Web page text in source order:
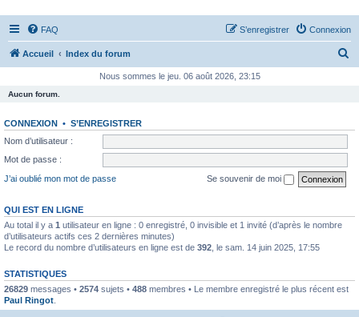
FAQ Connexion
S’enregistrer
Accueil Index du forum
e
Nous sommes le jeu. 06 août 2026, 23:15
Aucun forum.
CONNEXION • S’ENREGISTRER
Nom d’utilisateur :
Mot de passe :
J’ai oublié mon mot de passe
Se souvenir de moi
QUI EST EN LIGNE
Au total il y a 1 utilisateur en ligne : 0 enregistré, 0 invisible et 1 invité (d’après le nombre
d’utilisateurs actifs ces 2 dernières minutes)
Le record du nombre d’utilisateurs en ligne est de 392 , le sam. 14 juin 2025, 17:55
STATISTIQUES
26829 messages • 2574 sujets • 488 membres • Le membre enregistré le plus récent est
Paul Ringot